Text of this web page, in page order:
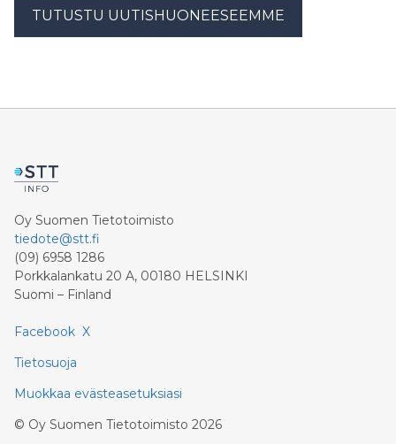
TUTUSTU UUTISHUONEESEEMME
Oy Suomen Tietotoimisto
tiedote@stt.fi
(09) 6958 1286
Porkkalankatu 20 A, 00180 HELSINKI
Suomi – Finland
Facebook X
Tietosuoja
Muokkaa evästeasetuksiasi
© Oy Suomen Tietotoimisto 2026